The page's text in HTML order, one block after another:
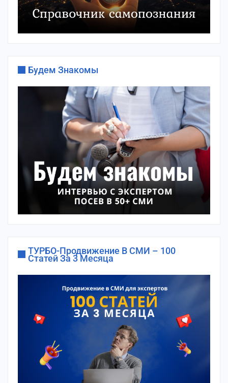
Будем Знакомы
ТУРБО-Продвижение В СМИ – 100
Статей За 3 Месяца